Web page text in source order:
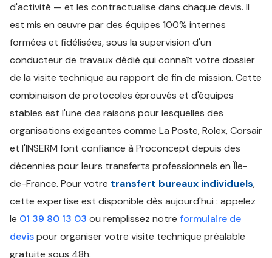
d'activité — et les contractualise dans chaque devis. Il
est mis en œuvre par des équipes 100% internes
formées et fidélisées, sous la supervision d'un
conducteur de travaux dédié qui connaît votre dossier
de la visite technique au rapport de fin de mission. Cette
combinaison de protocoles éprouvés et d'équipes
stables est l'une des raisons pour lesquelles des
organisations exigeantes comme La Poste, Rolex, Corsair
et l'INSERM font confiance à Proconcept depuis des
décennies pour leurs transferts professionnels en Île-
de-France. Pour votre transfert bureaux individuels,
cette expertise est disponible dès aujourd'hui : appelez
le 01 39 80 13 03 ou remplissez notre formulaire de
devispour organiser votre visite technique préalable
gratuite sous 48h.